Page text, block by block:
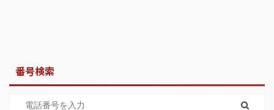
番号検索